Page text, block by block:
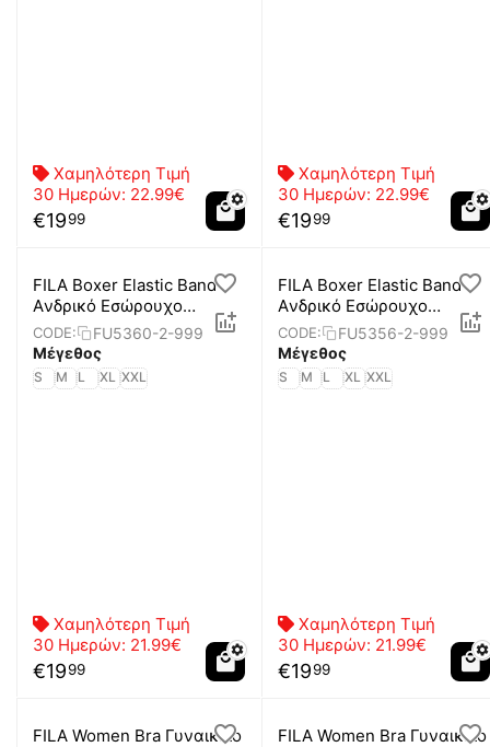
Χαμηλότερη Τιμή
30 Ημερών: 22.99€
€1999
Χαμηλότερη Τιμή
30 Ημερών: 22.99€
€1999
FILA Boxer Elastic Band
Aνδρικό Εσώρουχο
Μπόξερ
CODE:
FU5360-2-999
Μέγεθος
S M L XL XXL
Χαμηλότερη Τιμή
30 Ημερών: 21.99€
€1999
FILA Boxer Elastic Band
Aνδρικό Εσώρουχο
Μπόξερ
CODE:
FU5356-2-999
Μέγεθος
S M L XL XXL
Χαμηλότερη Τιμή
30 Ημερών: 21.99€
€1999
FILA Women Bra Γυναικείο
FILA Women Bra Γυναικείο